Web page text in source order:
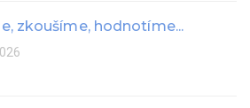
zkoušíme, hodnotíme...